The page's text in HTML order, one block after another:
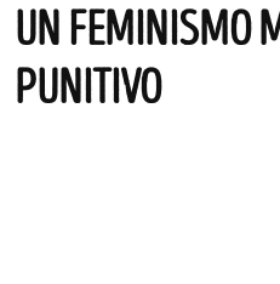
UN FEMINISMO
PUNITIVO